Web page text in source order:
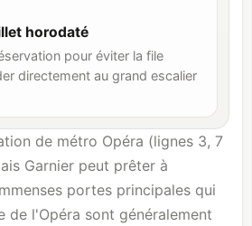
horodaté
pour éviter la file
directement au grand escalier
de métro Opéra (lignes 3, 7
Garnier peut prêter à
portes principales qui
de l'Opéra sont généralement